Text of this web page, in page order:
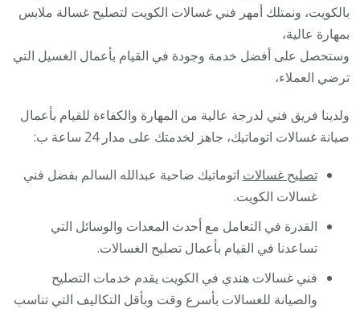
بالكويت، ونمتلك أمهر فني غسالات الكويت لتصليح غسالة ملابس
بمهارة عالية،
وستحصل على أفضل خدمة وجودة في القيام بأعمال الغسيل التي
ترضي العملاء،
ولدينا فريق فني لدرجة عالية من المهارة والكفاءة للقيام بأعمال
صيانة غسالات اتوماتيك، جاهز لخدمتك على مدار 24 ساعة ب:
تصليح غسالات اتوماتيك ضاحية عبدالله السالم بفضل فني
غسالات الكويت.
القدرة في التعامل مع أحدث المعدات والوسائل التي
تساعدنا في القيام بأعمال تصليح الغسالات.
فني غسالات هندي في الكويت يقدم خدمات التصليح
والصيانة للغسالات بأسرع وقت وبأقل التكاليف التي تناسب